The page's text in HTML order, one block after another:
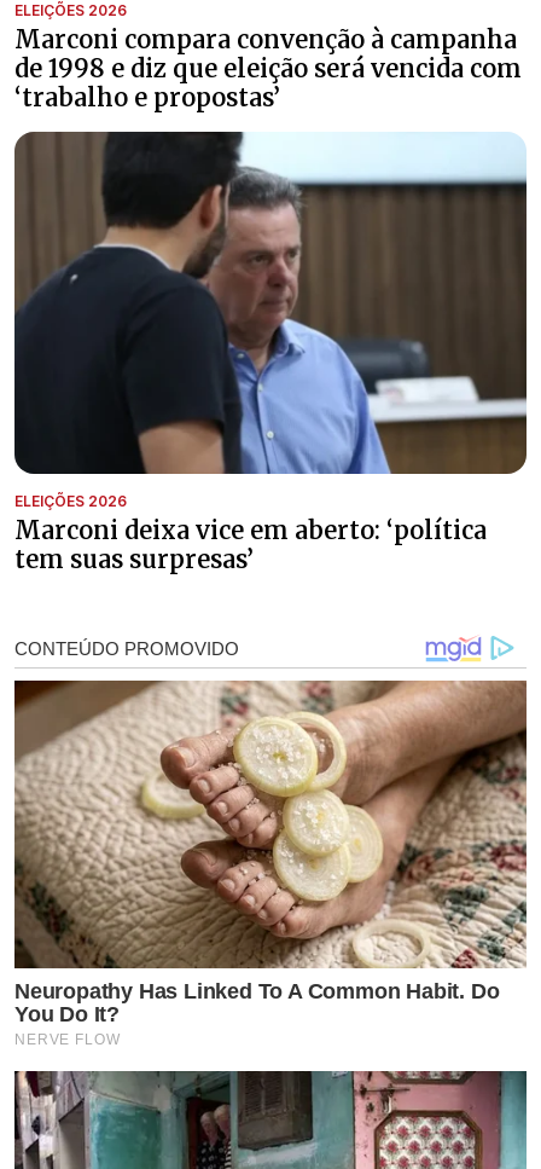
ELEIÇÕES 2026
Marconi compara convenção à campanha
de 1998 e diz que eleição será vencida com
‘trabalho e propostas’
ELEIÇÕES 2026
Marconi deixa vice em aberto: ‘política
tem suas surpresas’